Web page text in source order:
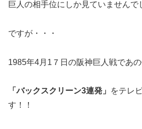
巨人の相手位にしか見ていませんで
ですが・・・
1985年4月1７日の阪神巨人戦であ
「バックスクリーン3連発」
をテレ
す！！